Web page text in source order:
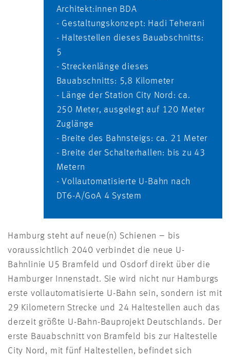
Architekt:innen BDA
- Gestaltungskonzept: Hadi Teherani
- Haltestellen dieses Bauabschnitts:
5
- Streckenlänge dieses
Bauabschnitts: 5,8 Kilometer
- Länge der Station City Nord: ca.
250 Meter, ausgelegt auf 120 Meter
Zuglänge
- Breite des Bahnsteigs: ca. 21 Meter
- Breite der Schalterhallen: bis zu 43
Metern
- Vollautomatisierte U-Bahn nach
DT6-A/GoA 4 System
Hamburg steht auf neue(n) Schienen – bis
voraussichtlich 2040 verbindet die neue U-
Bahnlinie U5 Bramfeld und Osdorf direkt über die
Hamburger Innenstadt. Sie wird nicht nur Hamburgs
erste vollautomatisierte U-Bahn sein, sondern ist mit
29 Kilometern Strecke und 24 Haltestellen auch das
derzeit größte U-Bahn-Bauprojekt Deutschlands. Der
erste Bauabschnitt von Bramfeld bis zur Haltestelle
City Nord, mit fünf Haltestellen, befindet sich